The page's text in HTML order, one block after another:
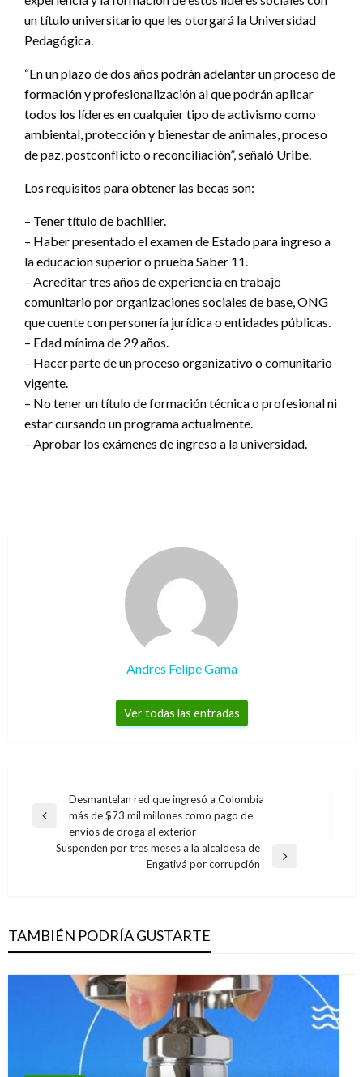
un título universitario que les otorgará la Universidad
Pedagógica.
“En un plazo de dos años podrán adelantar un proceso de
formación y profesionalización al que podrán aplicar
todos los líderes en cualquier tipo de activismo como
ambiental, protección y bienestar de animales, proceso
de paz, postconflicto o reconciliación”, señaló Uribe.
Los requisitos para obtener las becas son:
– Tener título de bachiller.
– Haber presentado el examen de Estado para ingreso a
la educación superior o prueba Saber 11.
– Acreditar tres años de experiencia en trabajo
comunitario por organizaciones sociales de base, ONG
que cuente con personería jurídica o entidades públicas.
– Edad mínima de 29 años.
– Hacer parte de un proceso organizativo o comunitario
vigente.
– No tener un título de formación técnica o profesional ni
estar cursando un programa actualmente.
– Aprobar los exámenes de ingreso a la universidad.
Andres Felipe Gama
Ver todas las entradas
Navegación
de
entradas
Entrada
Desmantelan red que ingresó a Colombia
más de $73 mil millones como pago de
envíos de droga al exterior
Suspenden por tres meses a la alcaldesa de
Engativá por corrupción
TAMBIÉN PODRÍA GUSTARTE